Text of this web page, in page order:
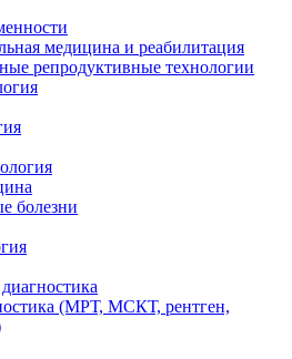
медицина и реабилитация
репродуктивные технологии
болезни
(МРТ, МСКТ, рентген,